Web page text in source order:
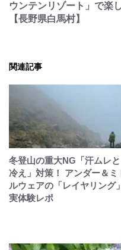
ウンテンリゾート」で楽
【長野県白馬村】
関連記事
冬登山の重大NG「汗ムレと
冷え」対策！ アンダー＆ミ
ルウェアの「レイヤリング」
実体験レポ